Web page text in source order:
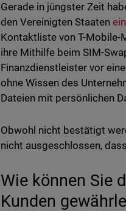
Gerade in jüngster Zeit
den Vereinigten Staaten
Kontaktliste von T-Mobile-
ihre Mithilfe beim SIM-
Finanzdienstleister vor
ohne Wissen des
Dateien mit persönlichen
Obwohl nicht bestätigt
nicht ausgeschlossen,
Wie können Sie
Kunden